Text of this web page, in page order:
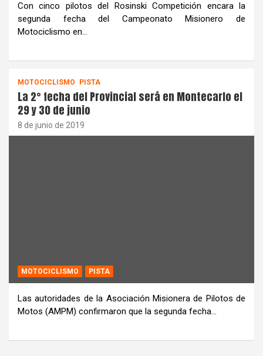
Con cinco pilotos del Rosinski Competición encara la
segunda fecha del Campeonato Misionero de
Motociclismo en…
MOTOCICLISMO PISTA
La 2° fecha del Provincial será en Montecarlo el
29 y 30 de junio
8 de junio de 2019
MOTOCICLISMO PISTA
Las autoridades de la Asociación Misionera de Pilotos de
Motos (AMPM) confirmaron que la segunda fecha…